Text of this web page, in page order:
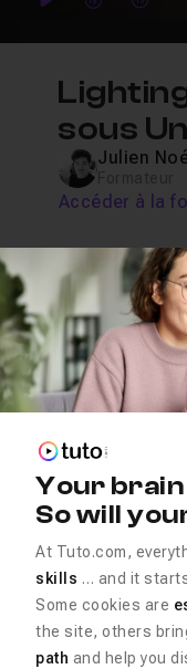
PlayForward
sous
Julien
Accéder à la